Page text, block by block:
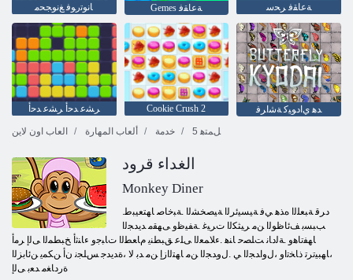
ﺎﻧﻮﺗﺭﻮﻓ ﻎﻧﻮﺠﺤﻣ Gemes ﺔﻋﺎﻘﻓ ﺔﻋﺎﻘﻓ ﺮﺤﺳ
ﺮﺸﻋ ﺪﺣﺃ ﺮﺸﻋ ﺪﺣﺃ Cookie Crush 2
ﺪﻫ ﻱﺍﺩﻮﻴﻛ ﺔﺷﺍﺮﻓ
العاب اون لاين
ألعاب المهارة خدمة 5 ﻞﻤﺘﻫ
الغداء قرود
Monkey Diner
.ﺩﺮﻗ ﺔﺒﻌﻠﻟﺍ ﻩﺬﻫ ﻲﻓ ﺔﻴﺴﻴﺋﺮﻟﺍ ﺔﻴﺼﺨﺸﻟﺍ .ﺔﺒﺧﺎﺻ ﺎﻬﺘﻌﻴﺒﻃ
ﺐﺒﺴﺑ ﻒﺋﺎﻇﻮﻟﺍ ﻦﻣ ﺮﻴﺜﻜﻟﺍ ﺕﺮﻴﻏ .ﺔﻔﻴﻇﻭ ﻰﻬﻘﻣ ﺪﻳﺪﺠﻟﺍ
ﺎﻬﻔﺗﺎﻫﻭ .ﺔﻟﺩﺎﻧ ﺖﻠﺼﺣ ﺎﻨﻫ .ءﻼ ﻤﻌﻟﺍ ﻰﻠﻋ ﻖﺒﻄﻨﻳ ﻡﺎﻌﻄﻟﺍ ﺕﺎﺒﺟﻭ ءﺎﻨﺛﺃ ﺦﺒﻄﻤﻟﺍ ﻰﻟﺇ ﺮﻣﺃ
،ﺎﻬﺒﻴﺗﺮﺗ ﺫﺎﺨﺗﺍﻭ ،ﻝﻭﺍﺪﺠﻟﺍ ﻲ .ﻝﻭﺪﺠﻟﺍ ﻦﻣ ﺎﻬﺘﻟﺍﺯﺇ ﻦﻣ ﺪﺑ ﻻ ،ﺓﺪﻳﺪﺟ ﺲﻠﺠﻧ ﻥﺃ ﻦﻜﻤﻳ ﻦﺋﺎﺑﺰﻟﺍ
ﺓﺭﺩﺎﻐﻣ ﺪﻌﺑ ﻰﻟﺇ